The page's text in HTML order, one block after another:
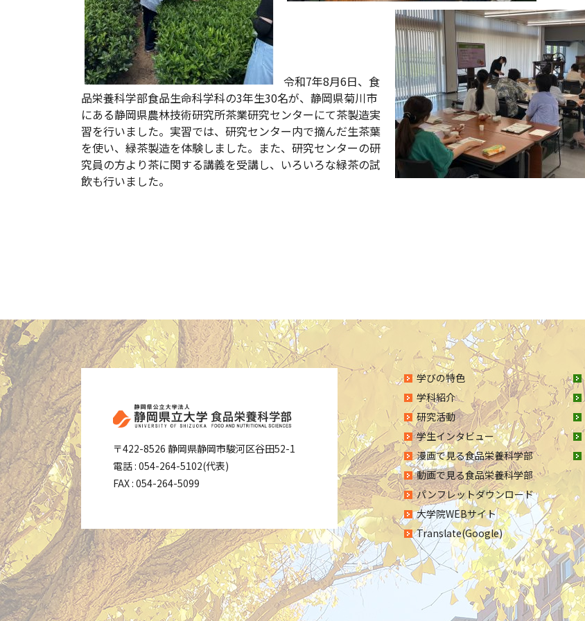
令和7年8月6日、食
品栄養科学部食品生命科学科の3年生30名が、静岡県菊川市
にある静岡県農林技術研究所茶業研究センターにて茶製造実
習を行いました。実習では、研究センター内で摘んだ生茶葉
を使い、緑茶製造を体験しました。また、研究センターの研
究員の方より茶に関する講義を受講し、いろいろな緑茶の試
飲も行いました。
〒422-8526 静岡県静岡市駿河区谷田52-1
電話 : 054-264-5102(代表)
FAX : 054-264-5099
学びの特色
学科紹介
研究活動
学生インタビュー
漫画で見る食品栄養科学部
動画で見る食品栄養科学部
パンフレットダウンロード
大学院WEBサイト
Translate(Google)